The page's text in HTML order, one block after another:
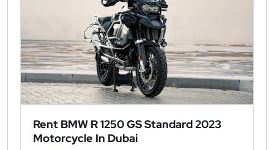
Rent BMW R 1250 GS Standard 2023
Motorcycle In Dubai